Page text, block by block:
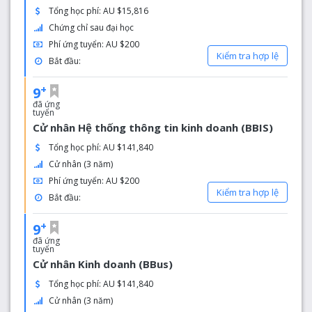
toàn cầu, tìm bạn mới, có kinh nghiệm chuyên môn và
phát triển kỹ năng lãnh đạo của bạn. Các khóa học của
APIC được công nhận bởi Cơ quan Tiêu chuẩn và Chất
lượng Giáo dục Đại học (TEQSA) và được đưa vào Sổ
Úc. APIC khác với các tổ chức truyền thống hơn, vì nó tập
trung vào nghiên cứu, phát triển và mở rộng học tập
chuyển đổi.
Tổng học phí: AU $15,816
Chứng chỉ sau đại học
Phí ứng tuyển: AU $200
Bắt đầu:
Kiểm tra hợp lệ
9+
đã ứng
tuyển
Cử nhân Hệ thống thông tin kinh doanh (BBIS)
Tổng học phí: AU $141,840
Cử nhân (3 năm)
Phí ứng tuyển: AU $200
Bắt đầu:
Kiểm tra hợp lệ
9+
đã ứng
tuyển
Cử nhân Kinh doanh (BBus)
Tổng học phí: AU $141,840
Cử nhân (3 năm)